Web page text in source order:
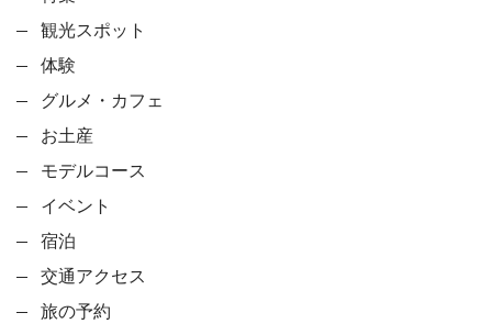
観光スポット
体験
グルメ・カフェ
お土産
モデルコース
イベント
宿泊
交通アクセス
旅の予約